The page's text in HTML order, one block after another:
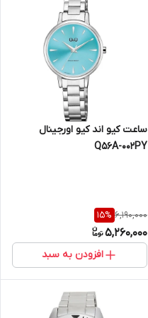
ساعت کیو اند کیو اورجینال
Q56A-002PY
6,190,000
15%
5,260,000
افزودن به سبد